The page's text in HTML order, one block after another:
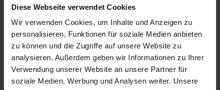
Diese Webseite verwendet Cookies
Wir verwenden Cookies, um Inhalte und Anzeigen zu
personalisieren, Funktionen für soziale Medien anbieten
zu können und die Zugriffe auf unsere Website zu
analysieren. Außerdem geben wir Informationen zu Ihrer
Verwendung unserer Website an unsere Partner für
soziale Medien, Werbung und Analysen weiter. Unsere